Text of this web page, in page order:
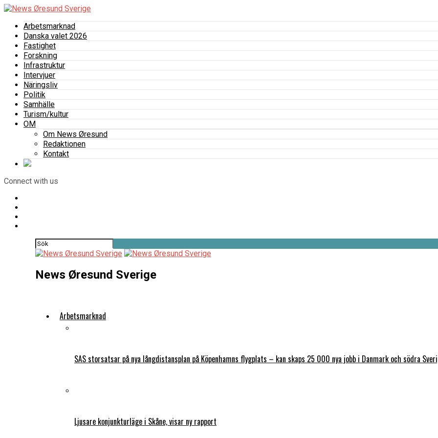
Arbetsmarknad
Danska valet 2026
Fastighet
Forskning
Infrastruktur
Intervjuer
Näringsliv
Politik
Samhälle
Turism/kultur
OM
Om News Øresund
Redaktionen
Kontakt
Connect with us
News Øresund Sverige
Arbetsmarknad
SAS storsatsar på nya långdistansplan på Köpenhamns flygplats – kan skaps 25 000 nya jobb i Danmark och södra
Ljusare konjunkturläge i Skåne, visar ny rapport